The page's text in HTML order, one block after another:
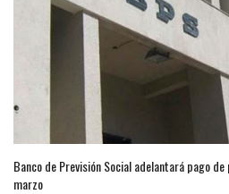
Banco de Previsión Social adelantará pago
marzo